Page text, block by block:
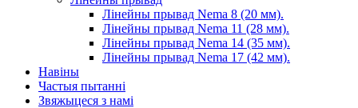
Лінейны прывад Nema 8 (20 мм).
Лінейны прывад Nema 11 (28 мм).
Лінейны прывад Nema 14 (35 мм).
Лінейны прывад Nema 17 (42 мм).
Навіны
Частыя пытанні
Звяжыцеся з намі